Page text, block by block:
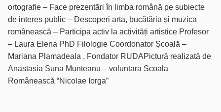
ortografie – Face prezentări în limba română pe subiecte
de interes public – Descoperi arta, bucătăria și muzica
românească – Participa activ la activități artistice Profesor
– Laura Elena PhD Filologie Coordonator Școală –
Mariana Plamadeala , Fondator RUDAPictură realizată de
Anastasia Suna Munteanu – voluntara Scoala
Românească “Nicolae Iorga”